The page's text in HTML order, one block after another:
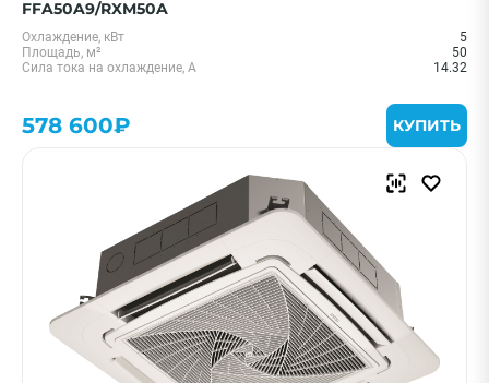
FFA50A9/RXM50A
Охлаждение, кВт
5
Площадь, м²
50
Сила тока на охлаждение, А
14.32
578 600₽ КУПИТЬ